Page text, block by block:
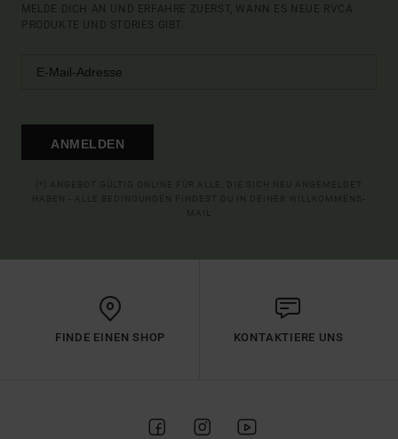
MELDE DICH AN UND ERFAHRE ZUERST, WANN ES NEUE RVCA
PRODUKTE UND STORIES GIBT.
ANMELDEN
FINDE EINEN SHOP KONTAKTIERE UNS